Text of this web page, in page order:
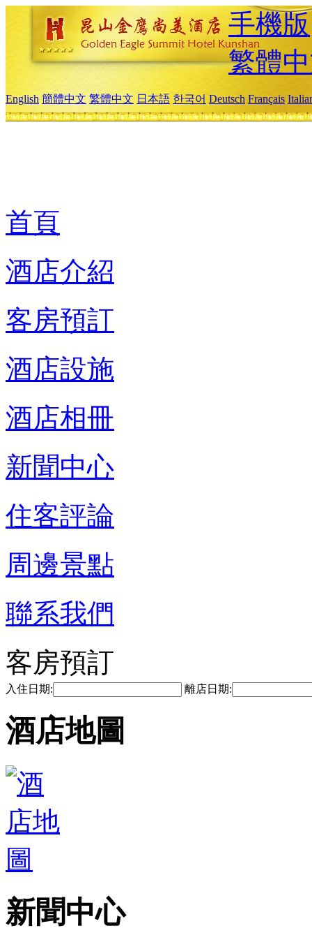
手機版
繁體
English 簡體中文 繁體中文 日本語 한국어 Deutsch Français
首頁
酒店介紹
客房預訂
酒店設施
酒店相冊
新聞中心
住客評論
周邊景點
聯系我們
客房預訂
入住日期: 離店日期:
酒店地圖
新聞中心